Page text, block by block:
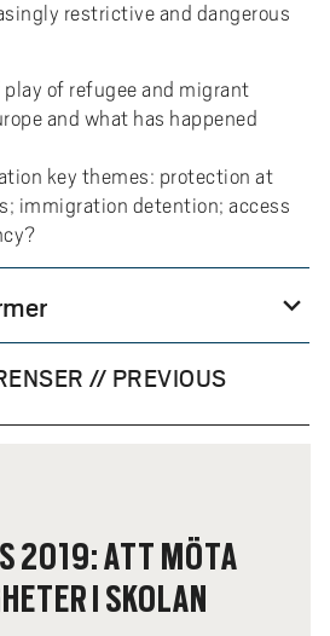
restrictive and dangerous
of refugee and migrant
and what has happened
key themes: protection at
immigration detention; access
expand_more
// PREVIOUS
2019: ATT MÖTA
I SKOLAN